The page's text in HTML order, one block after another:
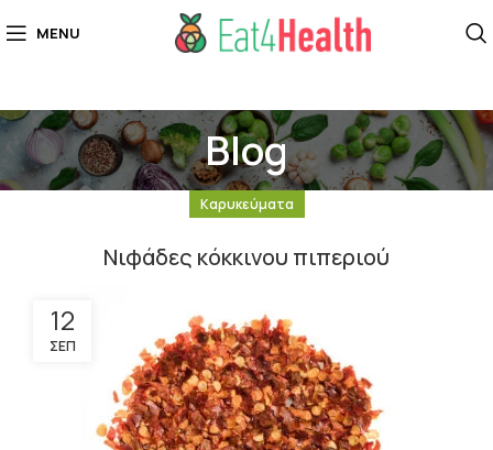
MENU
Blog
Καρυκεύματα
Νιφάδες κόκκινου πιπεριού
12
ΣΕΠ